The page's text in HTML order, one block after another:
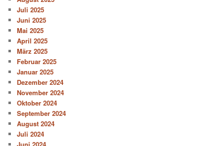
Juli 2025
Juni 2025
Mai 2025
April 2025
März 2025
Februar 2025
Januar 2025
Dezember 2024
November 2024
Oktober 2024
September 2024
August 2024
Juli 2024